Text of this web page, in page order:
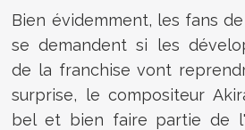
Bien évidemment, les fans
se demandent si les
de la franchise vont
surprise, le compositeur
bel et bien faire partie de